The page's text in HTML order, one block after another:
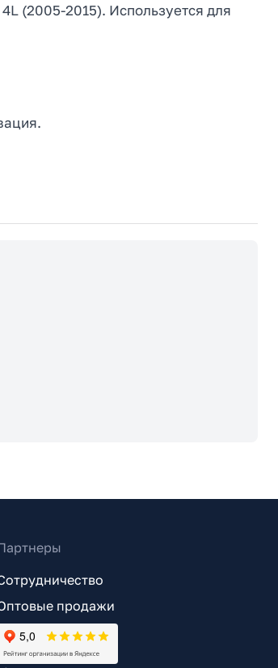
(2005-2015). Используется для
продажи